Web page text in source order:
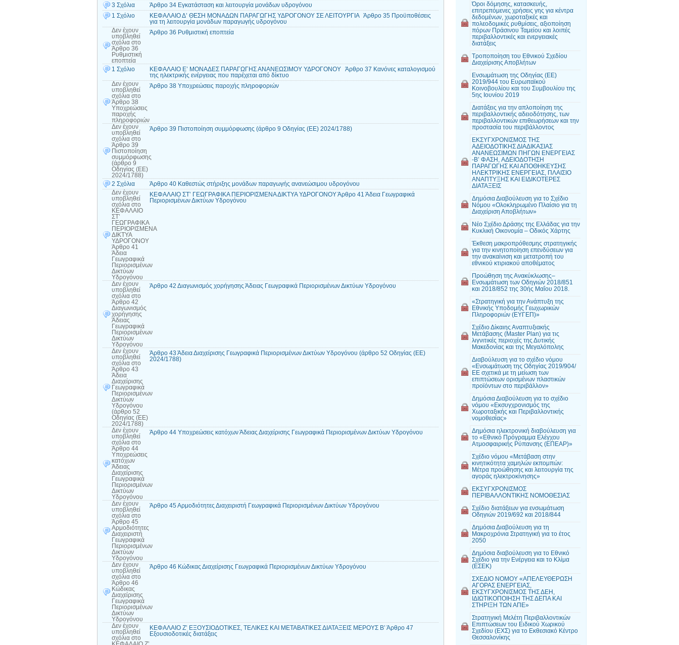
3 Σχόλια
Άρθρο 34 Εγκατάσταση και λειτουργία μονάδων υδρογόνου
1 Σχόλιο
ΚΕΦΑΛΑΙΟ Δ’ ΘΕΣΗ ΜΟΝΑΔΩΝ ΠΑΡΑΓΩΓΗΣ ΥΔΡΟΓΟΝΟΥ ΣΕ ΛΕΙΤΟΥΡΓΙΑ Άρθρο 35 Προϋποθέσεις
για τη λειτουργία μονάδων παραγωγής υδρογόνου
Δεν έχουν
υποβληθεί
σχόλια στο
Άρθρο 36
Ρυθμιστική
εποπτεία
Άρθρο 36 Ρυθμιστική εποπτεία
1 Σχόλιο
ΚΕΦΑΛΑΙΟ Ε’ ΜΟΝΑΔΕΣ ΠΑΡΑΓΩΓΗΣ ΑΝΑΝΕΩΣΙΜΟΥ ΥΔΡΟΓΟΝΟΥ Άρθρο 37 Κανόνες καταλογισμού
της ηλεκτρικής ενέργειας που παρέχεται από δίκτυο
Δεν έχουν
υποβληθεί
σχόλια στο
Άρθρο 38
Υποχρεώσεις
παροχής
πληροφοριών
Άρθρο 38 Υποχρεώσεις παροχής πληροφοριών
Δεν έχουν
υποβληθεί
σχόλια στο
Άρθρο 39
Πιστοποίηση
συμμόρφωσης
(άρθρο 9
Οδηγίας (ΕΕ)
2024/1788)
Άρθρο 39 Πιστοποίηση συμμόρφωσης (άρθρο 9 Οδηγίας (ΕΕ) 2024/1788)
2 Σχόλια
Άρθρο 40 Καθεστώς στήριξης μονάδων παραγωγής ανανεώσιμου υδρογόνου
Δεν έχουν
υποβληθεί
σχόλια στο
ΚΕΦΑΛΑΙΟ
ΣΤ’
ΓΕΩΓΡΑΦΙΚΑ
ΠΕΡΙΟΡΙΣΜΕΝΑ
ΔΙΚΤΥΑ
ΥΔΡΟΓΟΝΟΥ
Άρθρο 41
Άδεια
Γεωγραφικά
Περιορισμένων
Δικτύων
Υδρογόνου
ΚΕΦΑΛΑΙΟ ΣΤ’ ΓΕΩΓΡΑΦΙΚΑ ΠΕΡΙΟΡΙΣΜΕΝΑ ΔΙΚΤΥΑ ΥΔΡΟΓΟΝΟΥ Άρθρο 41 Άδεια Γεωγραφικά
Περιορισμένων Δικτύων Υδρογόνου
Δεν έχουν
υποβληθεί
σχόλια στο
Άρθρο 42
Διαγωνισμός
χορήγησης
Άδειας
Γεωγραφικά
Περιορισμένων
Δικτύων
Υδρογόνου
Άρθρο 42 Διαγωνισμός χορήγησης Άδειας Γεωγραφικά Περιορισμένων Δικτύων Υδρογόνου
Δεν έχουν
υποβληθεί
σχόλια στο
Άρθρο 43
Άδεια
Διαχείρισης
Γεωγραφικά
Περιορισμένων
Δικτύων
Υδρογόνου
(άρθρο 52
Οδηγίας (ΕΕ)
2024/1788)
Άρθρο 43 Άδεια Διαχείρισης Γεωγραφικά Περιορισμένων Δικτύων Υδρογόνου (άρθρο 52 Οδηγίας (ΕΕ)
2024/1788)
Δεν έχουν
υποβληθεί
σχόλια στο
Άρθρο 44
Υποχρεώσεις
κατόχων
Άδειας
Διαχείρισης
Γεωγραφικά
Περιορισμένων
Δικτύων
Υδρογόνου
Άρθρο 44 Υποχρεώσεις κατόχων Άδειας Διαχείρισης Γεωγραφικά Περιορισμένων Δικτύων Υδρογόνου
Δεν έχουν
υποβληθεί
σχόλια στο
Άρθρο 45
Αρμοδιότητες
Διαχειριστή
Γεωγραφικά
Περιορισμένων
Δικτύων
Υδρογόνου
Άρθρο 45 Αρμοδιότητες Διαχειριστή Γεωγραφικά Περιορισμένων Δικτύων Υδρογόνου
Δεν έχουν
υποβληθεί
σχόλια στο
Άρθρο 46
Κώδικας
Διαχείρισης
Γεωγραφικά
Περιορισμένων
Δικτύων
Υδρογόνου
Άρθρο 46 Κώδικας Διαχείρισης Γεωγραφικά Περιορισμένων Δικτύων Υδρογόνου
Δεν έχουν
υποβληθεί
σχόλια στο
ΚΕΦΑΛΑΙΟ Ζ’ ΕΞΟΥΣΙΟΔΟΤΙΚΕΣ, ΤΕΛΙΚΕΣ ΚΑΙ ΜΕΤΑΒΑΤΙΚΕΣ ΔΙΑΤΑΞΕΙΣ ΜΕΡΟΥΣ Β’ Άρθρο 47
Εξουσιοδοτικές διατάξεις
Όροι δόμησης, κατασκευής,
επιτρεπόμενες χρήσεις γης για κέντρα
δεδομένων, χωροταξικές και
πολεοδομικές ρυθμίσεις, αξιοποίηση
πόρων Πράσινου Ταμείου και λοιπές
περιβαλλοντικές και ενεργειακές
διατάξεις
Τροποποίηση του Εθνικού Σχεδίου
Διαχείρισης Αποβλήτων
Ενσωμάτωση της Οδηγίας (ΕΕ)
2019/944 του Ευρωπαϊκού
Κοινοβουλίου και του Συμβουλίου της
5ης Ιουνίου 2019
Διατάξεις για την απλοποίηση της
περιβαλλοντικής αδειοδότησης, των
περιβαλλοντικών επιθεωρήσεων και την
προστασία του περιβάλλοντος
ΕΚΣΥΓΧΡΟΝΙΣΜΟΣ ΤΗΣ
ΑΔΕΙΟΔΟΤΙΚΗΣ ΔΙΑΔΙΚΑΣΙΑΣ
ΑΝΑΝΕΩΣIΜΩΝ ΠΗΓΩΝ ΕΝΕΡΓΕΙΑΣ
-Β’ ΦΑΣΗ, AΔΕΙΟΔΟΤΗΣΗ
ΠΑΡΑΓΩΓΗΣ ΚΑΙ ΑΠΟΘΗΚΕΥΣΗΣ
ΗΛΕΚΤΡΙΚΗΣ ΕΝΕΡΓΕΙΑΣ, ΠΛΑΙΣΙΟ
ΑΝΑΠΤΥΞΗΣ ΚΑΙ ΕΙΔΙΚΟΤΕΡΕΣ
ΔΙΑΤΑΞΕΙΣ
Δημόσια Διαβούλευση για το Σχέδιο
Νόμου «Ολοκληρωμένο Πλαίσιο για τη
Διαχείριση Αποβλήτων»
Νέο Σχέδιο Δράσης της Ελλάδας για την
Κυκλική Οικονομία – Οδικός Χάρτης
Έκθεση μακροπρόθεσμης στρατηγικής
για την κινητοποίηση επενδύσεων για
την ανακαίνιση και μετατροπή του
εθνικού κτιριακού αποθέματος
Προώθηση της Ανακύκλωσης–
Ενσωμάτωση των Οδηγιών 2018/851
και 2018/852 της 30ής Μαΐου 2018.
«Στρατηγική για την Ανάπτυξη της
Εθνικής Υποδομής Γεωχωρικών
Πληροφοριών (ΕΥΓΕΠ)»
Σχέδιο Δίκαιης Αναπτυξιακής
Μετάβασης (Master Plan) για τις
λιγνιτικές περιοχές της Δυτικής
Μακεδονίας και της Μεγαλόπολης
Διαβούλευση για το σχέδιο νόμου
«Ενσωμάτωση της Οδηγίας 2019/904/
ΕΕ σχετικά με τη μείωση των
επιπτώσεων ορισμένων πλαστικών
προϊόντων στο περιβάλλον»
Δημόσια Διαβούλευση για το σχέδιο
νόμου «Εκσυγχρονισμός της
Χωροταξικής και Περιβαλλοντικής
νομοθεσίας»
Δημόσια ηλεκτρονική διαβούλευση για
το «Εθνικό Πρόγραμμα Ελέγχου
Ατμοσφαιρικής Ρύπανσης (ΕΠΕΑΡ)»
Σχέδιο νόμου «Μετάβαση στην
κινητικότητα χαμηλών εκπομπών:
Μέτρα προώθησης και λειτουργία της
αγοράς ηλεκτροκίνησης»
ΕΚΣΥΓΧΡΟΝΙΣΜΟΣ
ΠΕΡΙΒΑΛΛΟΝΤΙΚΗΣ ΝΟΜΟΘΕΣΙΑΣ
Σχέδιο διατάξεων για ενσωμάτωση
Οδηγιών 2019/692 και 2018/844
Δημόσια Διαβούλευση για τη
Μακροχρόνια Στρατηγική για το έτος
2050
Δημόσια διαβούλευση για το Εθνικό
Σχέδιο για την Ενέργεια και το Κλίμα
(ΕΣΕΚ)
ΣΧΕΔΙΟ ΝΟΜΟΥ «ΑΠΕΛΕΥΘΕΡΩΣΗ
ΑΓΟΡΑΣ ΕΝΕΡΓΕΙΑΣ,
ΕΚΣΥΓΧΡΟΝΙΣΜΟΣ ΤΗΣ ΔΕΗ,
ΙΔΙΩΤΙΚΟΠΟΙΗΣΗ ΤΗΣ ΔΕΠΑ ΚΑΙ
ΣΤΗΡΙΞΗ ΤΩΝ ΑΠΕ»
Στρατηγική Μελέτη Περιβαλλοντικών
Επιπτώσεων του Ειδικού Χωρικού
Σχεδίου (ΕΧΣ) για το Εκθεσιακό Κέντρο
Θεσσαλονίκης